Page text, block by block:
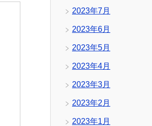
2023年7月
2023年6月
2023年5月
2023年4月
2023年3月
2023年2月
2023年1月